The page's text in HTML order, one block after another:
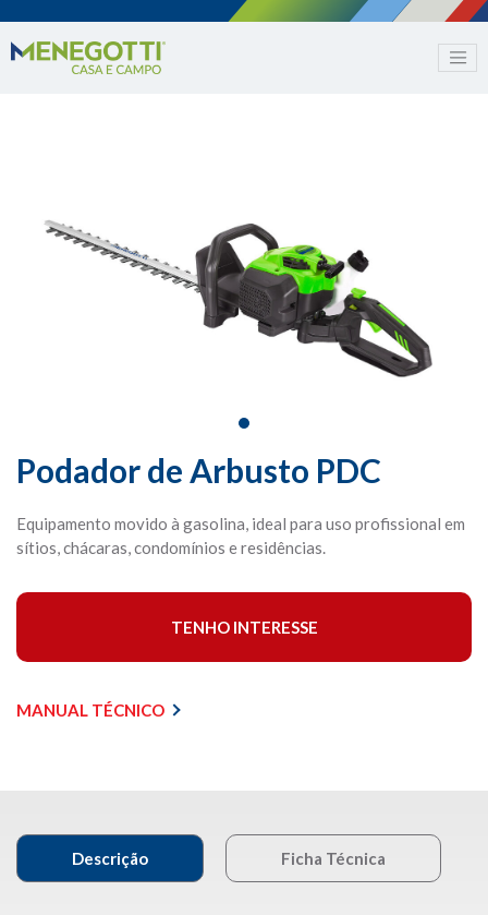
Podador de Arbusto PDC
Equipamento movido à gasolina, ideal para uso profissional em
sítios, chácaras, condomínios e residências.
TENHO INTERESSE
MANUAL TÉCNICO
Descrição Ficha Técnica